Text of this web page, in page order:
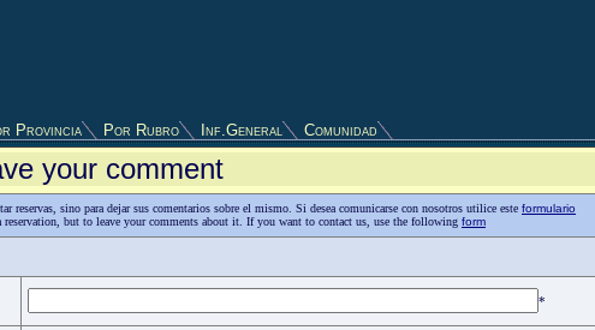
Provincia Por Rubro Inf.General Comunidad
your comment
sino para dejar sus comentarios sobre el mismo. Si desea comunicarse con nosotros utilice este formulario
but to leave your comments about it. If you want to contact us, use the following form
*